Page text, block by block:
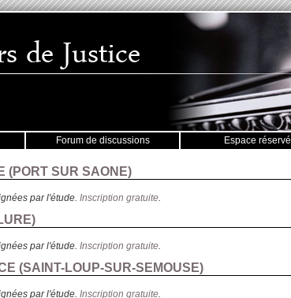
Forum de discussions Espace réservé
(PORT SUR SAONE)
par l'étude. Inscription gratuite.
)
par l'étude. Inscription gratuite.
(SAINT-LOUP-SUR-SEMOUSE)
par l'étude. Inscription gratuite.